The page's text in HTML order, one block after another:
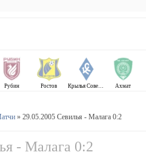
Рубин Ростов Крылья Советов Ахмат
» 29.05.2005 Севилья - Малага 0:2
- Малага 0:2